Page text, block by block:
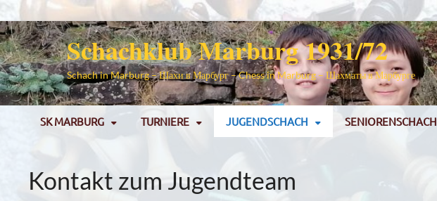
Schachklub Marburg 1931/72
Schach in Marburg – Шахи в Марбург – Chess in Marburg – Шахматы в Марбурге
SK MARBURG TURNIERE JUGENDSCHACH SENIORENSCHACH
Kontakt zum Jugendteam